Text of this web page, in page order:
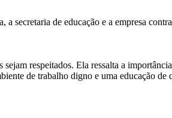
de educação e a empresa
respeitados. Ela ressalta a
de trabalho digno e uma educação